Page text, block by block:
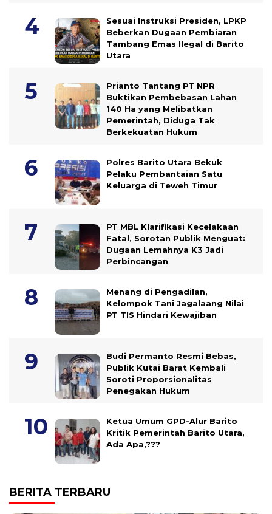
Sesuai Instruksi Presiden, LPKP
Beberkan Dugaan Pembiaran
Tambang Emas Ilegal di Barito
Utara
Prianto Tantang PT NPR
Buktikan Pembebasan Lahan
140 Ha yang Melibatkan
Pemerintah, Diduga Tak
Berkekuatan Hukum
Polres Barito Utara Bekuk
Pelaku Pembantaian Satu
Keluarga di Teweh Timur
PT MBL Klarifikasi Kecelakaan
Fatal, Sorotan Publik Menguat:
Dugaan Lemahnya K3 Jadi
Perbincangan
Menang di Pengadilan,
Kelompok Tani Jagalaang Nilai
PT TIS Hindari Kewajiban
Budi Permanto Resmi Bebas,
Publik Kutai Barat Kembali
Soroti Proporsionalitas
Penegakan Hukum
Ketua Umum GPD-Alur Barito
Kritik Pemerintah Barito Utara,
Ada Apa,???
BERITA TERBARU